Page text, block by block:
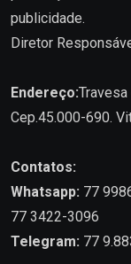
publicidade.
Diretor
Endereço:
Cep.45.000-690.
Contatos:
Whatsapp: 77
77 3422-3096
Telegram: 77